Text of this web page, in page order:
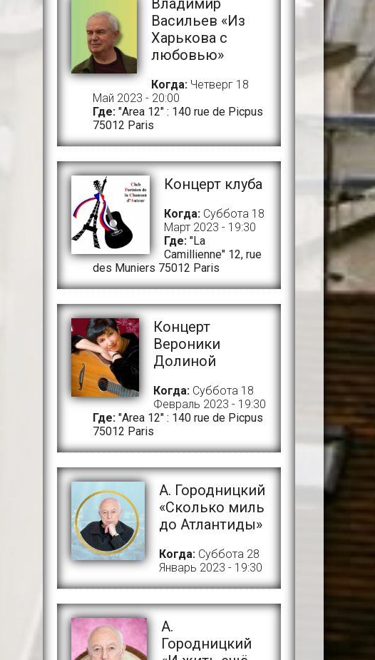
Владимир
Васильев «Из
Харькова с
любовью»
Когда:Четверг 18
Май 2023 - 20:00
Где: "Area 12" : 140 rue de Picpus
75012 Paris
Концерт клуба
Когда:Суббота 18
Март 2023 - 19:30
Где: "La
Camillienne" 12, rue
des Muniers 75012 Paris
Концерт
Вероники
Долиной
Когда: Суббота 18
Февраль 2023 - 19:30
Где: "Area 12" : 140 rue de Picpus
75012 Paris
А. Городницкий
«Сколько миль
до Атлантиды»
Когда: Суббота 28
Январь 2023 - 19:30
A.
Городницкий